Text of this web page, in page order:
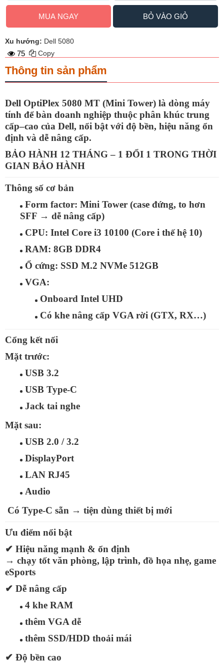
MUA NGAY BỎ VÀO GIỎ
Xu hướng: Dell 5080
75 Copy
Thông tin sản phẩm
Dell OptiPlex 5080 MT (Mini Tower) là dòng máy
tính để bàn doanh nghiệp thuộc phân khúc trung
cấp–cao của Dell, nổi bật với độ bền, hiệu năng ổn
định và dễ nâng cấp.
BẢO HÀNH 12 THÁNG – 1 ĐỔI 1 TRONG THỜI
GIAN BẢO HÀNH
Thông số cơ bản
Form factor: Mini Tower (case đứng, to hơn
SFF → dễ nâng cấp)
CPU: Intel Core i3 10100 (Core i thế hệ 10)
RAM: 8GB DDR4
Ổ cứng: SSD M.2 NVMe 512GB
VGA:
Onboard Intel UHD
Có khe nâng cấp VGA rời (GTX, RX…)
Cổng kết nối
Mặt trước:
USB 3.2
USB Type‑C
Jack tai nghe
Mặt sau:
USB 2.0 / 3.2
DisplayPort
LAN RJ45
Audio
Có Type‑C sẵn → tiện dùng thiết bị mới
Ưu điểm nổi bật
✔ Hiệu năng mạnh & ổn định
→ chạy tốt văn phòng, lập trình, đồ họa nhẹ, game
eSports
✔ Dễ nâng cấp
4 khe RAM
thêm VGA dễ
thêm SSD/HDD thoải mái
✔ Độ bền cao